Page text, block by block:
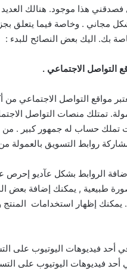
هذا موجود. هنالك
مجاني . وخاصة فيما يتعلق
بك. اليك بعض النصائح للبدء :
مواقع التواصل الاجتماعي من
تمتلك منصات التواصل
تملك حساب له جمهور كبير . من
روابط التسويق بالعمولة من
الروابط بشكل عآديو إحرص
طبيعية , يمكنك إضافة بعض
يمكنك إظهار استخدامات المنتج
أحد فيديوهات اليوتيوب على